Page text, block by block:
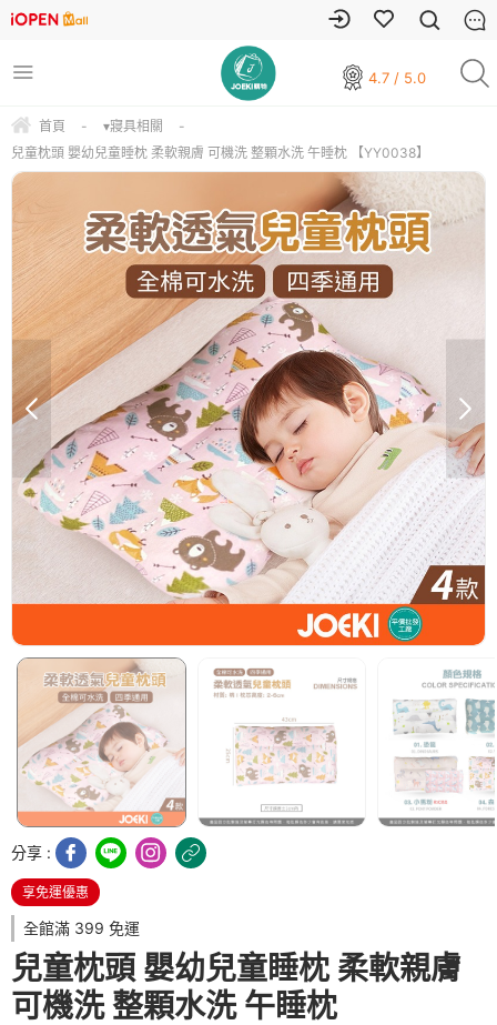
4.7 / 5.0
首頁 - ▾寢具相關
-
兒童枕頭 嬰幼兒童睡枕 柔軟親膚 可機洗 整顆水洗 午睡枕 【YY0038】
分享 :
享免運優惠
全館滿 399 免運
兒童枕頭 嬰幼兒童睡枕 柔軟親膚
可機洗 整顆水洗 午睡枕